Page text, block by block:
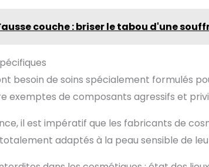
couche : briser le tabou d'une
besoin de soins spécialement formulés
exemptes de composants agressifs et
il est impératif que les fabricants de
adaptés à la peau sensible de